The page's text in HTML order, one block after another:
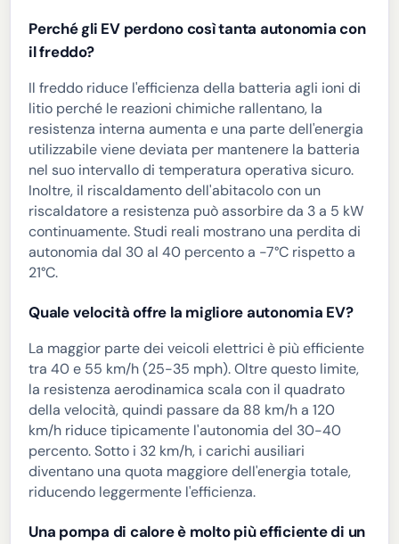
Perché gli EV perdono così tanta autonomia con
il freddo?
Il freddo riduce l'efficienza della batteria agli ioni di
litio perché le reazioni chimiche rallentano, la
resistenza interna aumenta e una parte dell'energia
utilizzabile viene deviata per mantenere la batteria
nel suo intervallo di temperatura operativa sicuro.
Inoltre, il riscaldamento dell'abitacolo con un
riscaldatore a resistenza può assorbire da 3 a 5 kW
continuamente. Studi reali mostrano una perdita di
autonomia dal 30 al 40 percento a -7°C rispetto a
21°C.
Quale velocità offre la migliore autonomia EV?
La maggior parte dei veicoli elettrici è più efficiente
tra 40 e 55 km/h (25-35 mph). Oltre questo limite,
la resistenza aerodinamica scala con il quadrato
della velocità, quindi passare da 88 km/h a 120
km/h riduce tipicamente l'autonomia del 30-40
percento. Sotto i 32 km/h, i carichi ausiliari
diventano una quota maggiore dell'energia totale,
riducendo leggermente l'efficienza.
Una pompa di calore è molto più efficiente di un